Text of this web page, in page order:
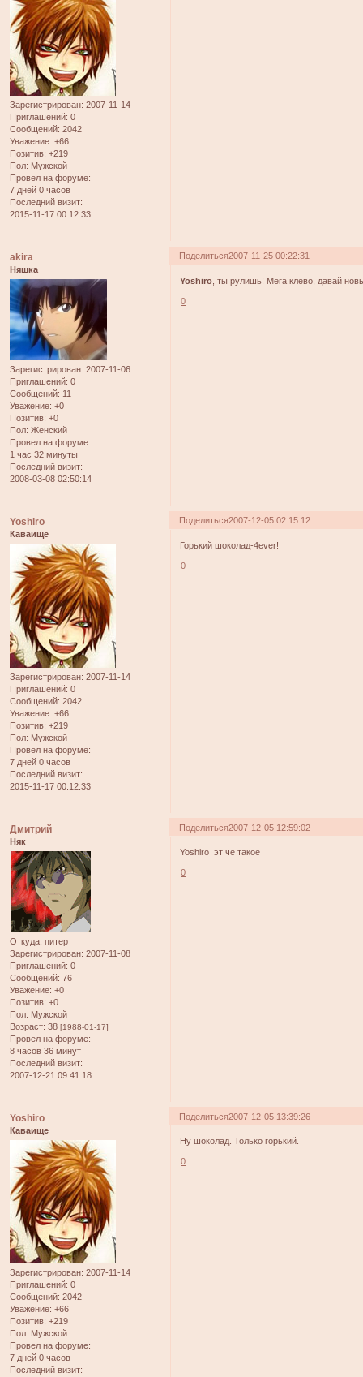
Зарегистрирован: 2007-11-14
Приглашений: 0
Сообщений: 2042
Уважение: +66
Позитив: +219
Пол: Мужской
Провел на форуме:
7 дней 0 часов
Последний визит:
2015-11-17 00:12:33
Поделиться2007-11-25 00:22:31
akira
Няшка
Зарегистрирован: 2007-11-06
Приглашений: 0
Сообщений: 11
Уважение: +0
Позитив: +0
Пол: Женский
Провел на форуме:
1 час 32 минуты
Последний визит:
2008-03-08 02:50:14
Yoshiro , ты рулишь! Мега клево, давай
0
Поделиться2007-12-05 02:15:12
Yoshiro
Каваище
Зарегистрирован: 2007-11-14
Приглашений: 0
Сообщений: 2042
Уважение: +66
Позитив: +219
Пол: Мужской
Провел на форуме:
7 дней 0 часов
Последний визит:
2015-11-17 00:12:33
Горький шоколад-4ever!
0
Поделиться2007-12-05 12:59:02
Дмитрий
Няк
Откуда: питер
Зарегистрирован: 2007-11-08
Приглашений: 0
Сообщений: 76
Уважение: +0
Позитив: +0
Пол: Мужской
Возраст: 38 [1988-01-17]
Провел на форуме:
8 часов 36 минут
Последний визит:
2007-12-21 09:41:18
Yoshiro эт че такое
0
Поделиться2007-12-05 13:39:26
Yoshiro
Каваище
Зарегистрирован: 2007-11-14
Приглашений: 0
Сообщений: 2042
Уважение: +66
Позитив: +219
Пол: Мужской
Провел на форуме:
7 дней 0 часов
Последний визит:
Ну шоколад. Только горький.
0